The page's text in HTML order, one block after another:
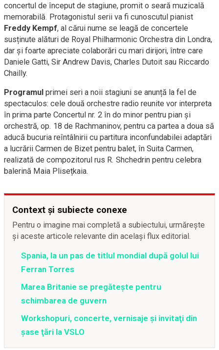
concertul de început de stagiune, promit o seară muzicală
memorabilă. Protagonistul serii va fi cunoscutul pianist
Freddy Kempf, al cărui nume se leagă de concertele
susținute alături de Royal Philharmonic Orchestra din Londra,
dar și foarte apreciate colaborări cu mari dirijori, între care
Daniele Gatti, Sir Andrew Davis, Charles Dutoit sau Riccardo
Chailly.
Programul primei seri a noii stagiuni se anunță la fel de
spectaculos: cele două orchestre radio reunite vor interpreta
în prima parte Concertul nr. 2 în do minor pentru pian şi
orchestră, op. 18 de Rachmaninov, pentru ca partea a doua să
aducă bucuria reîntâlnirii cu partitura inconfundabilei adaptări
a lucrării Carmen de Bizet pentru balet, în Suita Carmen,
realizată de compozitorul rus R. Shchedrin pentru celebra
balerină Maia Plisețkaia.
Context și subiecte conexe
Pentru o imagine mai completă a subiectului, urmărește
și aceste articole relevante din același flux editorial.
Spania, la un pas de titlul mondial după golul lui
Ferran Torres
Marea Britanie se pregătește pentru
schimbarea de guvern
Workshopuri, concerte, vernisaje şi invitaţi din
şase ţări la VSLO